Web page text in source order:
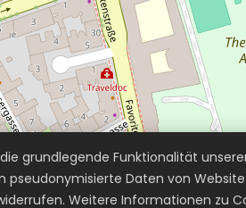
grundlegende Funktionalität
pseudonymisierte Daten von
Weitere Informationen zu